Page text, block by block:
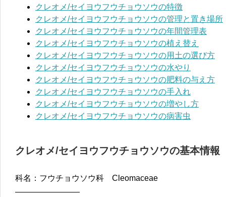
クレオメ/セイヨウフウチョウソウの特徴
クレオメ/セイヨウフウチョウソウの管理と置き場所
クレオメ/セイヨウフウチョウソウの年間管理表
クレオメ/セイヨウフウチョウソウの植え替え
クレオメ/セイヨウフウチョウソウの用土の選び方
クレオメ/セイヨウフウチョウソウの水やり
クレオメ/セイヨウフウチョウソウの肥料の与え方
クレオメ/セイヨウフウチョウソウの手入れ
クレオメ/セイヨウフウチョウソウの増やし方
クレオメ/セイヨウフウチョウソウの病害虫
クレオメ/セイヨウフウチョウソウの基本情報
科名：フウチョウソウ科 Cleomaceae
————————